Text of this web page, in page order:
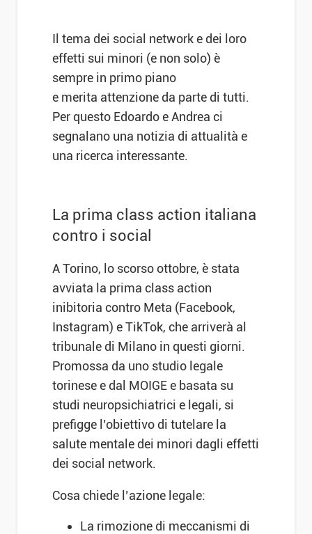
Il tema dei social network e dei loro
effetti sui minori (e non solo) è
sempre in primo piano
e merita attenzione da parte di tutti.
Per questo Edoardo e Andrea ci
segnalano una notizia di attualità e
una ricerca interessante.
La prima class action italiana
contro i social
A Torino, lo scorso ottobre, è stata
avviata la prima class action
inibitoria contro Meta (Facebook,
Instagram) e TikTok, che arriverà al
tribunale di Milano in questi giorni.
Promossa da uno studio legale
torinese e dal MOIGE e basata su
studi neuropsichiatrici e legali, si
prefigge l’obiettivo di tutelare la
salute mentale dei minori dagli effetti
dei social network.
Cosa chiede l’azione legale:
La rimozione di meccanismi di